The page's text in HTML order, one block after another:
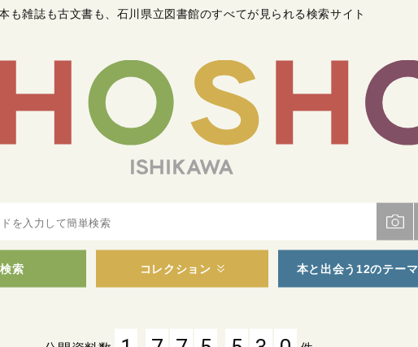
も雑誌も古文書も 石川県立図書館のすべてが見られる検索サイト
索 コレクション 本と出会う12のテーマ